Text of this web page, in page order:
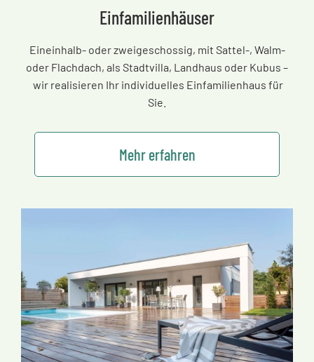
Einfamilienhäuser
Eineinhalb- oder zweigeschossig, mit Sattel-, Walm-
oder Flachdach, als Stadtvilla, Landhaus oder Kubus –
wir realisieren Ihr individuelles Einfamilienhaus für
Sie.
Mehr erfahren